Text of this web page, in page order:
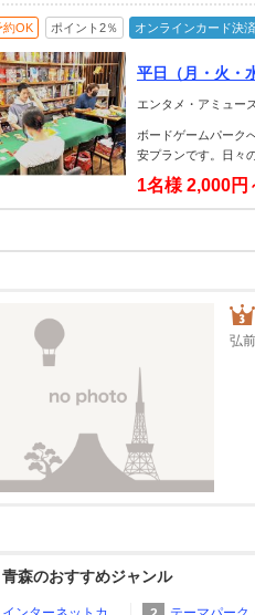
約OK ポイント2％ オンラインカード決
平日（月・火・
エンタメ・アミュー
ボードゲームパーク
安プランです。日々
1名様 2,000円
弘
青森のおすすめジャンル